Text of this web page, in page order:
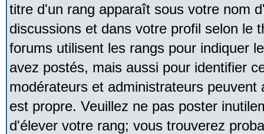
titre d'un rang apparaît sous votre nom
discussions et dans votre profil selon le
forums utilisent les rangs pour indiquer
avez postés, mais aussi pour identifier
modérateurs et administrateurs
est propre. Veuillez ne pas poster
d'élever votre rang; vous trouverez